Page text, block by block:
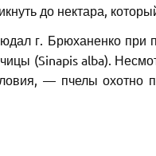
до нектара,
г. Брюханенко при
(Sinapis alba).
— пчелы охотно